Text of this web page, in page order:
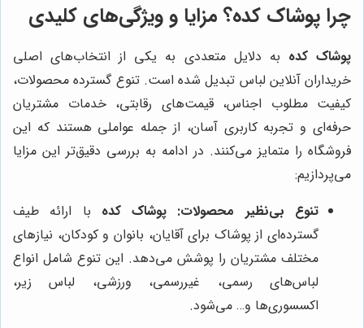
چرا پوشاک کده؟ مزایا و ویژگی‌های کلیدی
پوشاک کده به دلایل متعددی به یکی از انتخاب‌های اصلی
خریداران آنلاین لباس تبدیل شده است. تنوع گسترده محصولات،
کیفیت مطلوب اجناس، قیمت‌های رقابتی، خدمات مشتریان
حرفه‌ای و تجربه کاربری آسان، از جمله عواملی هستند که این
فروشگاه را متمایز می‌کنند. در ادامه به بررسی دقیق‌تر این مزایا
می‌پردازیم:
تنوع بی‌نظیر محصولات: پوشاک کده با ارائه طیف
گسترده‌ای از پوشاک برای آقایان، بانوان و کودکان، نیازهای
مختلف مشتریان را پوشش می‌دهد. این تنوع شامل انواع
لباس‌های رسمی، غیررسمی، ورزشی، لباس زیر،
اکسسوری‌ها و… می‌شود.